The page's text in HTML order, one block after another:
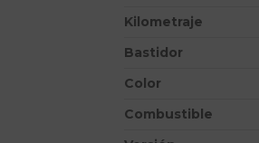
Kilometraje
Bastidor
Color
Combustible